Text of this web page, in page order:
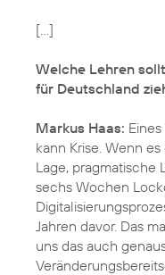
[...]
Welche Lehren
für Deutschland
Markus Haas:
kann Krise. Wenn
Lage, pragmatische
sechs Wochen
Jahren davor. Das
uns das auch